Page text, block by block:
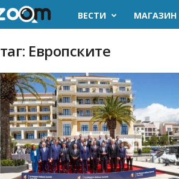
m
.
m
k
ВЕСТИ МАГАЗИН
таг: Европските